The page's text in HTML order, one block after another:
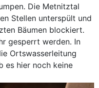
Die Metnitztal
Stellen unterspült und
Bäumen blockiert.
gesperrt werden. In
Ortswasserleitung
es hier noch keine